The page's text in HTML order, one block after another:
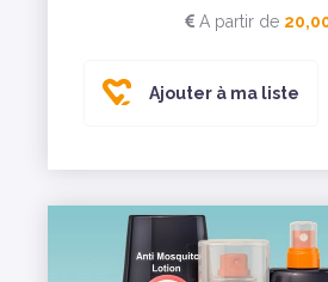
A partir de
Ajouter à ma liste